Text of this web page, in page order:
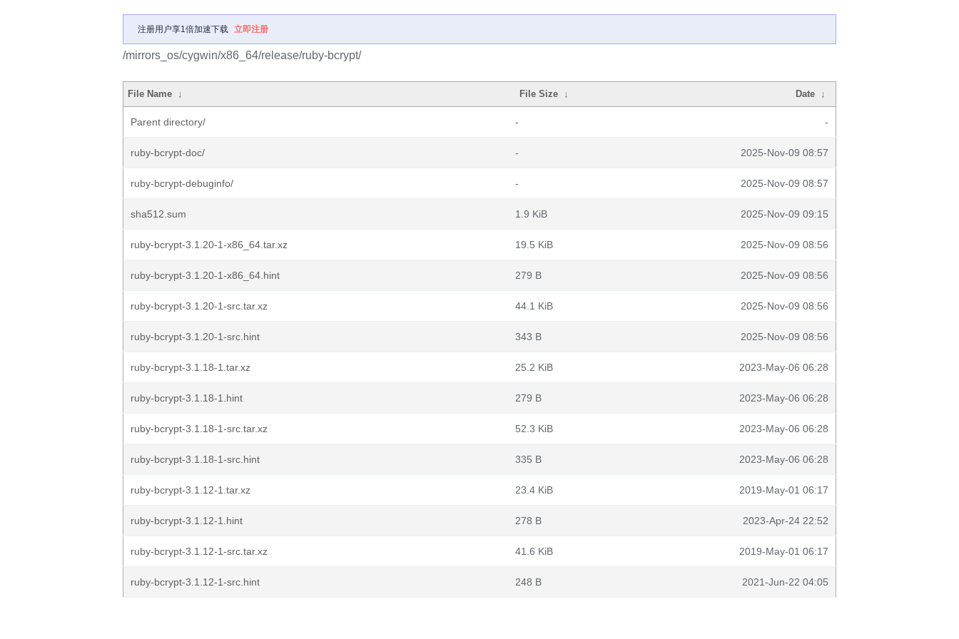
注册用户享1倍加速下载 立即注册
/mirrors_os/cygwin/x86_64/release/ruby-bcrypt/
File Name ↓ File Size ↓ Date ↓
Parent directory/ - -
ruby-bcrypt-doc/ - 2025-Nov-09 08:57
ruby-bcrypt-debuginfo/ - 2025-Nov-09 08:57
sha512.sum 1.9 KiB 2025-Nov-09 09:15
ruby-bcrypt-3.1.20-1-x86_64.tar.xz 19.5 KiB 2025-Nov-09 08:56
ruby-bcrypt-3.1.20-1-x86_64.hint 279 B 2025-Nov-09 08:56
ruby-bcrypt-3.1.20-1-src.tar.xz 44.1 KiB 2025-Nov-09 08:56
ruby-bcrypt-3.1.20-1-src.hint 343 B 2025-Nov-09 08:56
ruby-bcrypt-3.1.18-1.tar.xz 25.2 KiB 2023-May-06 06:28
ruby-bcrypt-3.1.18-1.hint 279 B 2023-May-06 06:28
ruby-bcrypt-3.1.18-1-src.tar.xz 52.3 KiB 2023-May-06 06:28
ruby-bcrypt-3.1.18-1-src.hint 335 B 2023-May-06 06:28
ruby-bcrypt-3.1.12-1.tar.xz 23.4 KiB 2019-May-01 06:17
ruby-bcrypt-3.1.12-1.hint 278 B 2023-Apr-24 22:52
ruby-bcrypt-3.1.12-1-src.tar.xz 41.6 KiB 2019-May-01 06:17
ruby-bcrypt-3.1.12-1-src.hint 248 B 2021-Jun-22 04:05